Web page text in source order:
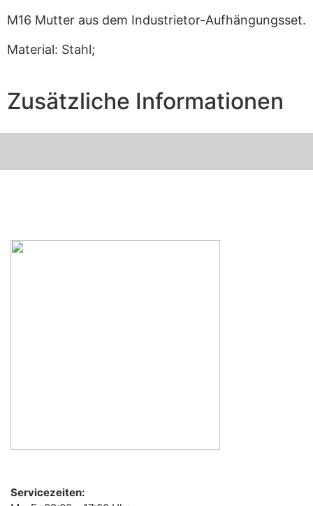
M16 Mutter aus dem Industrietor-Aufhängungsset.
Material: Stahl;
Zusätzliche Informationen
Servicezeiten: